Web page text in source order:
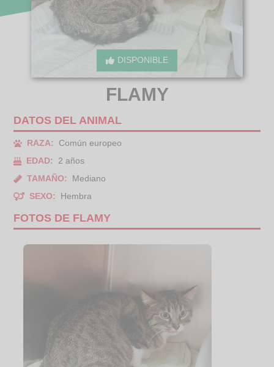
DISPONIBLE
FLAMY
DATOS DEL ANIMAL
RAZA:
Común europeo
EDAD:
2 años
TAMAÑO:
Mediano
SEXO:
Hembra
FOTOS DE FLAMY